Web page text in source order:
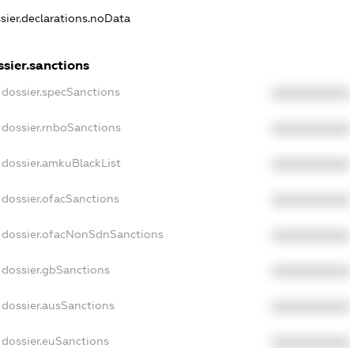
dossier.specSanctions
dossier.rnboSanctions
dossier.amkuBlackList
dossier.ofacSanctions
dossier.ofacNonSdnSanctions
dossier.gbSanctions
dossier.ausSanctions
dossier.euSanctions